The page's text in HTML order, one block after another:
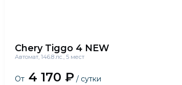
Chery Tiggo 4 NEW
Автомат, 146.8 лс., 5 мест
От 4 170 ₽/ сутки